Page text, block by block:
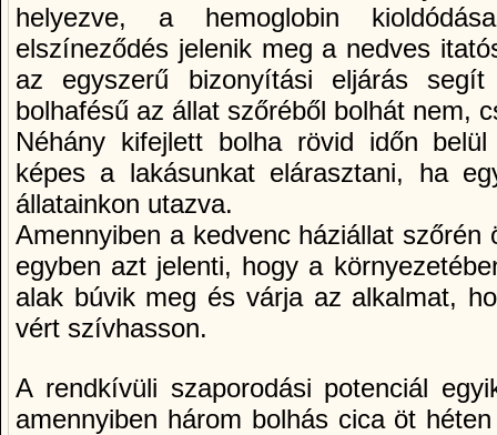
helyezve, a hemoglobin
elszíneződés jelenik meg a nedves
az egyszerű bizonyítási eljárás
bolhafésű az állat szőréből bolhát nem,
Néhány kifejlett bolha rövid időn
képes a lakásunkat elárasztani, ha
állatainkon utazva.
Amennyiben a kedvenc háziállat
egyben azt jelenti, hogy a
alak búvik meg és várja az alkalmat,
vért szívhasson.
A rendkívüli szaporodási potenciál
amennyiben három bolhás cica öt